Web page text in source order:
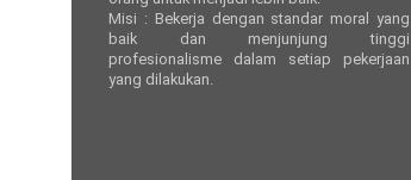
Misi : Bekerja dengan standar moral yang
baik dan menjunjung tinggi
profesionalisme dalam setiap pekerjaan
yang dilakukan.